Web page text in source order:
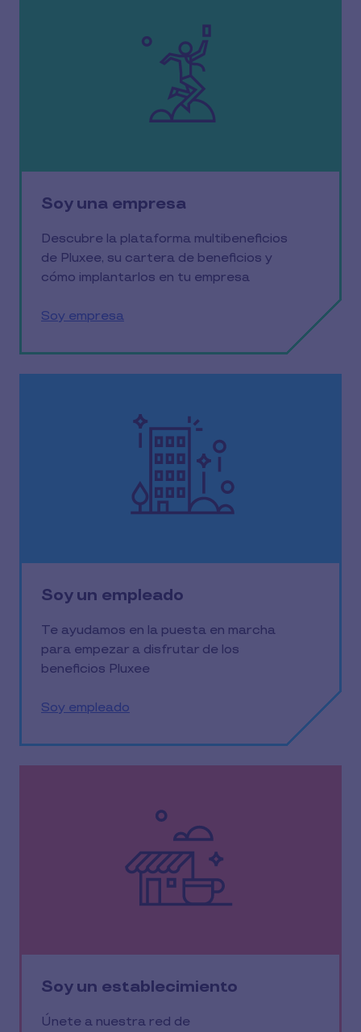
Soy una empresa
Descubre la plataforma multibeneficios
de Pluxee, su cartera de beneficios y
cómo implantarlos en tu empresa
Soy empresa
Soy un empleado
Te ayudamos en la puesta en marcha
para empezar a disfrutar de los
beneficios Pluxee
Soy empleado
Soy un establecimiento
Únete a nuestra red de